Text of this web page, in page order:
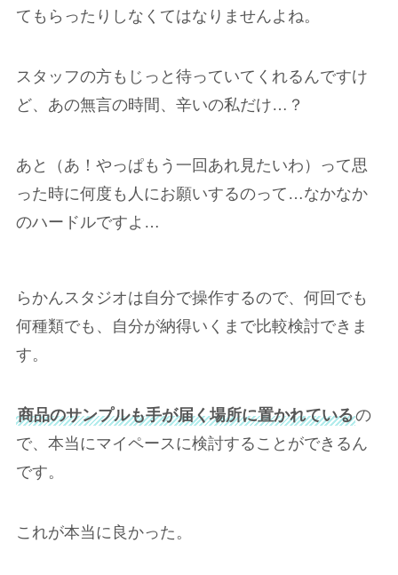
てもらったりしなくてはなりませんよね。
スタッフの方もじっと待っていてくれるんですけ
ど、あの無言の時間、辛いの私だけ…？
あと（あ！やっぱもう一回あれ見たいわ）って思
った時に何度も人にお願いするのって…なかなか
のハードルですよ…
らかんスタジオは自分で操作するので、何回でも
何種類でも、自分が納得いくまで比較検討できま
す。
商品のサンプルも手が届く場所に置かれているの
で、本当にマイペースに検討することができるん
です。
これが本当に良かった。